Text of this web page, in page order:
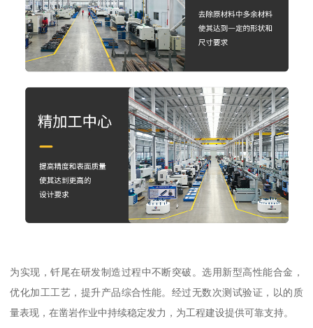
为实现，钎尾在研发制造过程中不断突破。选用新型高性能合金，
优化加工工艺，提升产品综合性能。经过无数次测试验证，以的质
量表现，在凿岩作业中持续稳定发力，为工程建设提供可靠支持。